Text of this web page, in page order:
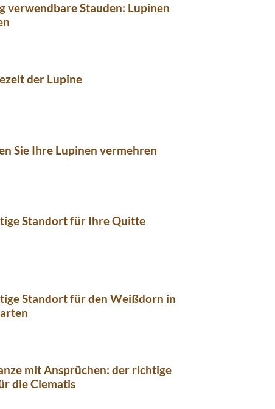
verwendbare Stauden: Lupinen
der Lupine
Sie Ihre Lupinen vermehren
Standort für Ihre Quitte
Standort für den Weißdorn in
mit Ansprüchen: der richtige
die Clematis